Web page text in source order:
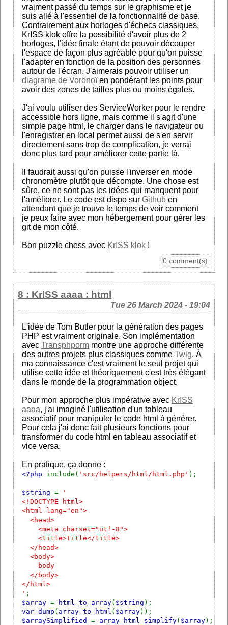
vraiment passé du temps sur le graphisme et je
suis allé à l'essentiel de la fonctionnalité de base.
Contrairement aux horloges d'échecs classiques,
KrISS klok offre la possibilité d'avoir plus de 2
horloges, l'idée finale étant de pouvoir découper
l'espace de façon plus agréable pour qu'on puisse
l'adapter en fonction de la position des personnes
autour de l'écran. J'aimerais pouvoir utiliser un
diagrame de Voronoïen pondérant les points pour
avoir des zones de tailles plus ou moins égales.
J'ai voulu utiliser des ServiceWorker pour le rendre
accessible hors ligne, mais comme il s'agit d'une
simple page html, le charger dans le navigateur ou
l'enregistrer en local permet aussi de s'en servir
directement sans trop de complication, je verrai
donc plus tard pour améliorer cette partie là.
Il faudrait aussi qu'on puisse l'inverser en mode
chronomètre plutôt que décompte. Une chose est
sûre, ce ne sont pas les idées qui manquent pour
l'améliorer. Le code est dispo sur Github en
attendant que je trouve le temps de voir comment
je peux faire avec mon hébergement pour gérer les
git de mon côté.
Bon puzzle chess avec KrISS klok !
0 comment(s)
8 : KrISS aaaa : html
Tue 26 March 2024 - 19:04
L'idée de Tom Butler pour la génération des pages
PHP est vraiment originale. Son implémentation
avec Transphporm montre une approche différente
des autres projets plus classiques comme Twig. À
ma connaissance c'est vraiment le seul projet qui
utilise cette idée et théoriquement c'est très élégant
dans le monde de la programmation object.
Pour mon approche plus impérative avec KrISS
aaaa, j'ai imaginé l'utilisation d'un tableau
associatif pour manipuler le code html à générer.
Pour cela j'ai donc fait plusieurs fonctions pour
transformer du code html en tableau associatif et
vice versa.
En pratique, ça donne :
<?php include( 'src/helpers/html/html.php' );
$string =
'
<!DOCTYPE html>
<html lang="en">
<head>
<meta charset="utf-8">
<title>Title</title>
</head>
<body>
body
</body>
</html>
' ;
$array = html_to_array( $string );
var_dump ( array_to_html ( $array));
$arraySimplified = array_html_simplify( $array);